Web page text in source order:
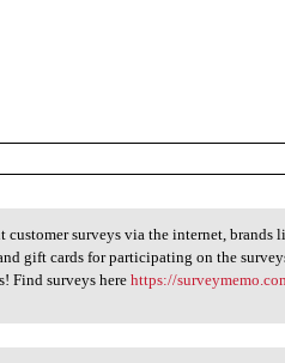
surveys via the internet, brands
gift cards for participating on the
Find surveys herehttps://